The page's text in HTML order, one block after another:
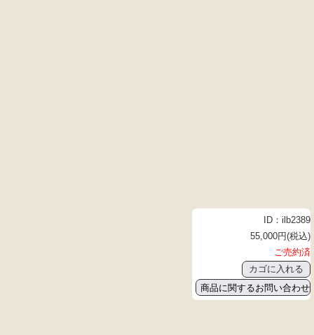
ID：ilb2389
55,000円(税込)
ご売約済
商品に関するお問い合わせ